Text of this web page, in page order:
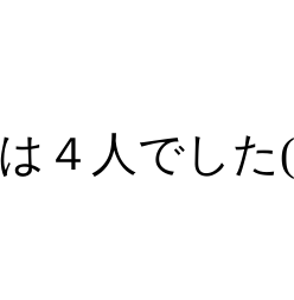
４人でした